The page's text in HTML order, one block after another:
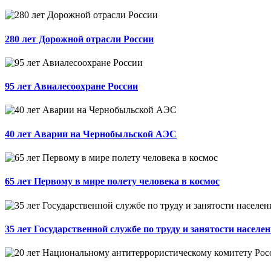
280 лет Дорожной отрасли России
95 лет Авиалесоохране России
40 лет Аварии на Чернобыльской АЭС
65 лет Первому в мире полету человека в космос
35 лет Государственной службе по труду и занятости